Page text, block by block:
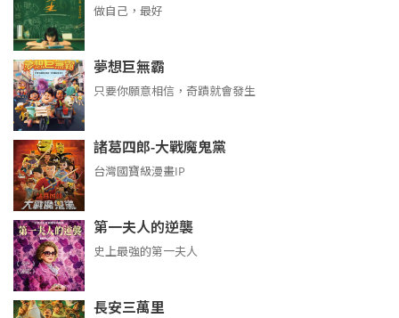
做自己，最好
夢想巨無霸
只要你願意相信，奇蹟就會發生
諸葛四郎-大戰魔鬼黨
台灣國寶級漫畫IP
第一夫人的逆襲
史上最強的第一夫人
長安三萬里